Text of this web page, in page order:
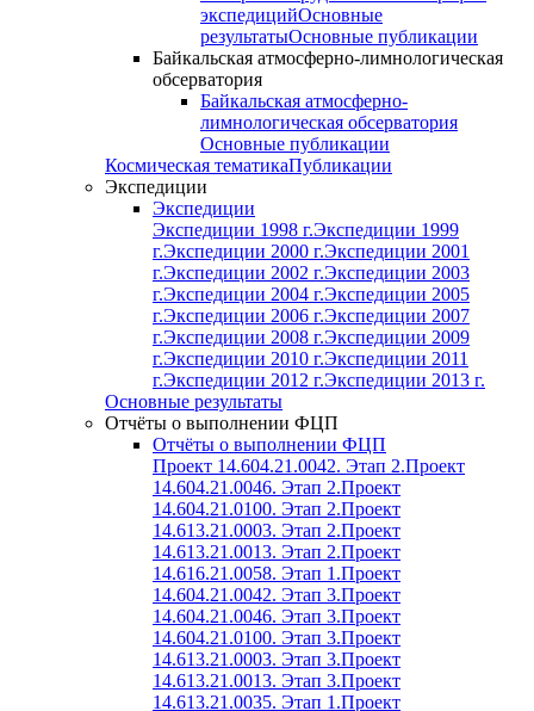
экспедицийОсновные
результатыОсновные публикации
Байкальская атмосферно-лимнологическая
обсерватория
Байкальская атмосферно-
лимнологическая обсерватория
Основные публикации
Космическая тематикаПубликации
Экспедиции
Экспедиции
Экспедиции 1998 г.Экспедиции 1999
г.Экспедиции 2000 г.Экспедиции 2001
г.Экспедиции 2002 г.Экспедиции 2003
г.Экспедиции 2004 г.Экспедиции 2005
г.Экспедиции 2006 г.Экспедиции 2007
г.Экспедиции 2008 г.Экспедиции 2009
г.Экспедиции 2010 г.Экспедиции 2011
г.Экспедиции 2012 г.Экспедиции 2013 г.
Основные результаты
Отчёты о выполнении ФЦП
Отчёты о выполнении ФЦП
Проект 14.604.21.0042. Этап 2.Проект
14.604.21.0046. Этап 2.Проект
14.604.21.0100. Этап 2.Проект
14.613.21.0003. Этап 2.Проект
14.613.21.0013. Этап 2.Проект
14.616.21.0058. Этап 1.Проект
14.604.21.0042. Этап 3.Проект
14.604.21.0046. Этап 3.Проект
14.604.21.0100. Этап 3.Проект
14.613.21.0003. Этап 3.Проект
14.613.21.0013. Этап 3.Проект
14.613.21.0035. Этап 1.Проект